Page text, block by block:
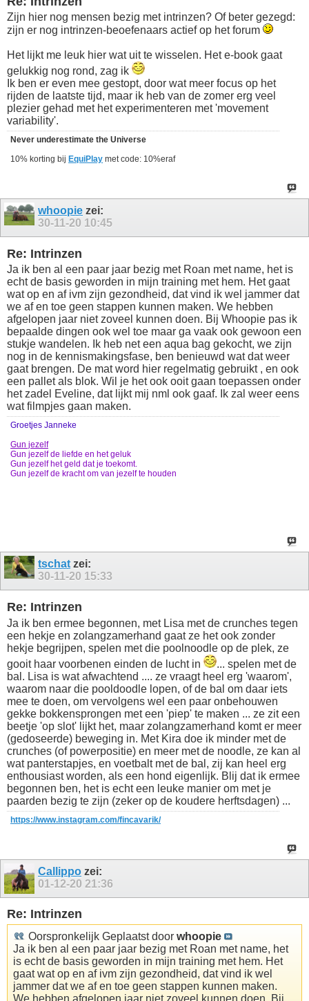
Zijn hier nog mensen bezig met intrinzen? Of beter gezegd:
zijn er nog intrinzen-beoefenaars actief op het forum
Het lijkt me leuk hier wat uit te wisselen. Het e-book gaat
gelukkig nog rond, zag ik
Ik ben er even mee gestopt, door wat meer focus op het
rijden de laatste tijd, maar ik heb van de zomer erg veel
plezier gehad met het experimenteren met 'movement
variability'.
Never underestimate the Universe
10% korting bij EquiPlay met code: 10%eraf
whoopie zei:
30-11-20 10:45
Re: Intrinzen
Ja ik ben al een paar jaar bezig met Roan met name, het is
echt de basis geworden in mijn training met hem. Het gaat
wat op en af ivm zijn gezondheid, dat vind ik wel jammer dat
we af en toe geen stappen kunnen maken. We hebben
afgelopen jaar niet zoveel kunnen doen. Bij Whoopie pas ik
bepaalde dingen ook wel toe maar ga vaak ook gewoon een
stukje wandelen. Ik heb net een aqua bag gekocht, we zijn
nog in de kennismakingsfase, ben benieuwd wat dat weer
gaat brengen. De mat word hier regelmatig gebruikt , en ook
een pallet als blok. Wil je het ook ooit gaan toepassen onder
het zadel Eveline, dat lijkt mij nml ook gaaf. Ik zal weer eens
wat filmpjes gaan maken.
Groetjes Janneke
Gun jezelf
Gun jezelf de liefde en het geluk
Gun jezelf het geld dat je toekomt.
Gun jezelf de kracht om van jezelf te houden
tschat zei:
30-11-20 15:33
Re: Intrinzen
Ja ik ben ermee begonnen, met Lisa met de crunches tegen
een hekje en zolangzamerhand gaat ze het ook zonder
hekje begrijpen, spelen met die poolnoodle op de plek, ze
gooit haar voorbenen einden de lucht in
... spelen met de
bal. Lisa is wat afwachtend .... ze vraagt heel erg 'waarom',
waarom naar die pooldoodle lopen, of de bal om daar iets
mee te doen, om vervolgens wel een paar onbehouwen
gekke bokkensprongen met een 'piep' te maken ... ze zit een
beetje 'op slot' lijkt het, maar zolangzamerhand komt er meer
(gedoseerde) beweging in. Met Kira doe ik minder met de
crunches (of powerpositie) en meer met de noodle, ze kan al
wat panterstapjes, en voetbalt met de bal, zij kan heel erg
enthousiast worden, als een hond eigenlijk. Blij dat ik ermee
begonnen ben, het is echt een leuke manier om met je
paarden bezig te zijn (zeker op de koudere herftsdagen) ...
https://www.instagram.com/fincavarik/
Callippo zei:
01-12-20 21:36
Re: Intrinzen
Oorspronkelijk Geplaatst door whoopie
Ja ik ben al een paar jaar bezig met Roan met name, het
is echt de basis geworden in mijn training met hem. Het
gaat wat op en af ivm zijn gezondheid, dat vind ik wel
jammer dat we af en toe geen stappen kunnen maken.
We hebben afgelopen jaar niet zoveel kunnen doen. Bij